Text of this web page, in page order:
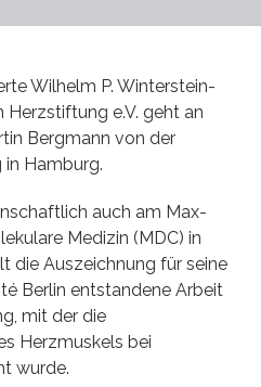
Wilhelm P. Winterstein-
Herzstiftung e.V. geht an
Bergmann von der
in Hamburg.
auch am Max-
Medizin (MDC) in
die Auszeichnung für seine
Berlin entstandene Arbeit
mit der die
Herzmuskels bei
wurde.